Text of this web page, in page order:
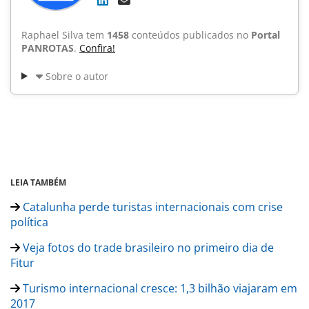
Raphael Silva tem 1458 conteúdos publicados no Portal
PANROTAS. Confira!
Sobre o autor
LEIA TAMBÉM
Catalunha perde turistas internacionais com crise
política
Veja fotos do trade brasileiro no primeiro dia de
Fitur
Turismo internacional cresce: 1,3 bilhão viajaram em
2017